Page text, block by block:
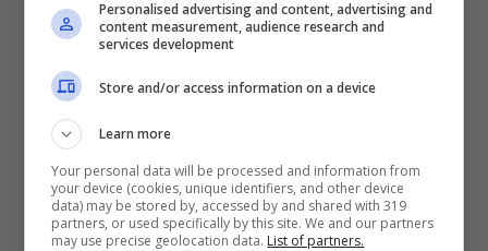
guscio e delle interiora e mettete la polpa
in un piattino. Proseguite così finché non
avrete pulito tutti gliscampi. A questo
punto, prendete una padella capiente e
mettete un filo di olio evo. Fate scaldare
dolcemente ed inserite le teste degli
scampi. Dopo qualche minuto schiacciate,
Personalised advertising and content, advertising and
content measurement, audience research and
services development
Store and/or access information on a device
Learn more
Your personal data will be processed and information from
your device (cookies, unique identifiers, and other device
data) may be stored by, accessed by and shared with 319
partners, or used specifically by this site. We and our partners
may use precise geolocation data. List of partners.